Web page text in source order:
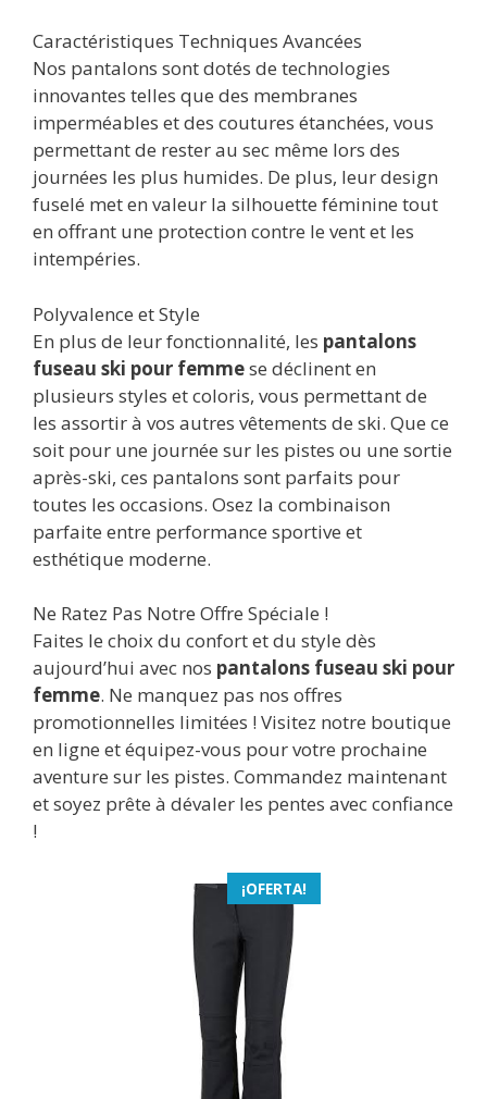
Caractéristiques Techniques Avancées
Nos pantalons sont dotés de technologies
innovantes telles que des membranes
imperméables et des coutures étanchées, vous
permettant de rester au sec même lors des
journées les plus humides. De plus, leur design
fuselé met en valeur la silhouette féminine tout
en offrant une protection contre le vent et les
intempéries.
Polyvalence et Style
En plus de leur fonctionnalité, les pantalons
fuseau ski pour femmese déclinent en
plusieurs styles et coloris, vous permettant de
les assortir à vos autres vêtements de ski. Que ce
soit pour une journée sur les pistes ou une sortie
après-ski, ces pantalons sont parfaits pour
toutes les occasions. Osez la combinaison
parfaite entre performance sportive et
esthétique moderne.
Ne Ratez Pas Notre Offre Spéciale !
Faites le choix du confort et du style dès
aujourd’hui avec nos pantalons fuseau ski pour
femme. Ne manquez pas nos offres
promotionnelles limitées ! Visitez notre boutique
en ligne et équipez-vous pour votre prochaine
aventure sur les pistes. Commandez maintenant
et soyez prête à dévaler les pentes avec confiance
!
¡OFERTA!